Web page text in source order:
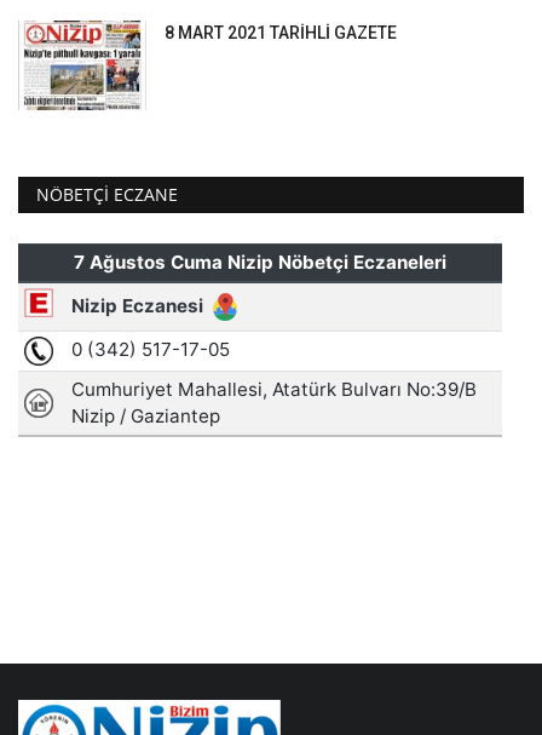
8 MART 2021 TARİHLİ GAZETE
NÖBETÇI ECZANE